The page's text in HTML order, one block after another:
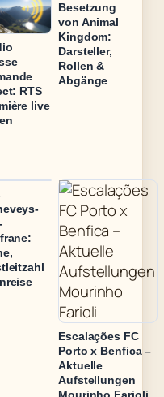
RTS
live
Besetzung
von Animal
Kingdom:
Darsteller,
Rollen &
Abgänge
Escalações FC
Porto x Benfica –
Aktuelle
Aufstellungen